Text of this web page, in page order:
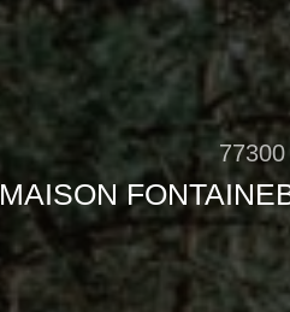
MAISON